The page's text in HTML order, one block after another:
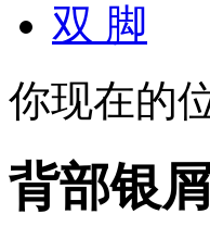
双 脚
你现在的
背部银